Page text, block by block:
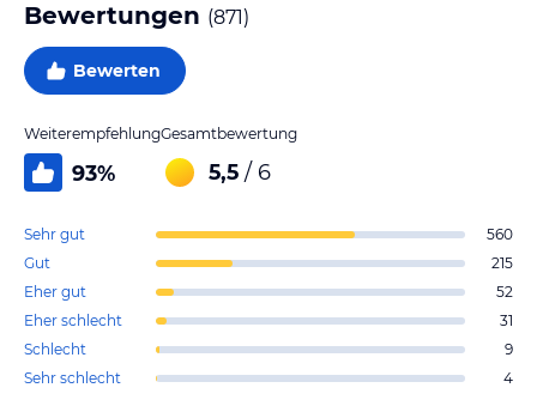
Bewertungen (871)
Bewerten
Weiterempfehlung
93%
Gesamtbewertung
5,5 / 6
Sehr gut
560
Gut
215
Eher gut
52
Eher schlecht
31
Schlecht
9
Sehr schlecht
4